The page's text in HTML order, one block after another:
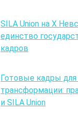
SILA Union на X
единство
кадров
Готовые кадры
трансформации:
и SILA Union